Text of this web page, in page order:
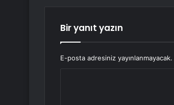
Bir yanıt yazın
E-posta adresiniz yayınlanmayacak.